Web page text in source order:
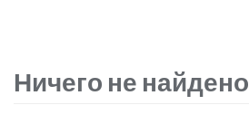
Ничего не найдено